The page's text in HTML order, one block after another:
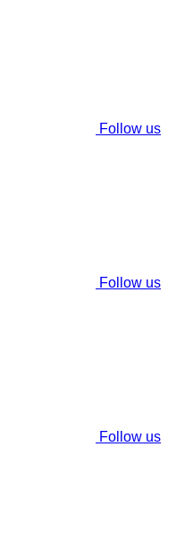
Follow us
Follow us
Follow us